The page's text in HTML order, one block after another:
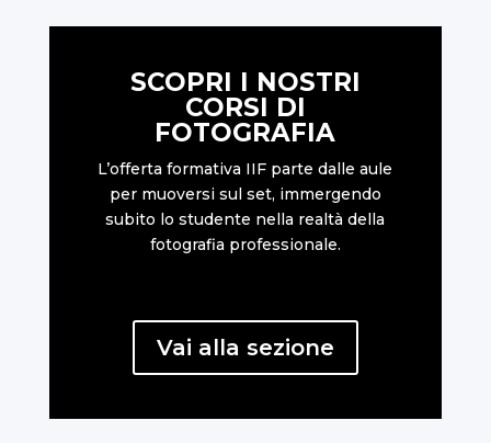
SCOPRI I NOSTRI
CORSI DI
FOTOGRAFIA
L’offerta formativa IIF parte dalle aule
per muoversi sul set, immergendo
subito lo studente nella realtà della
fotografia professionale.
Vai alla sezione